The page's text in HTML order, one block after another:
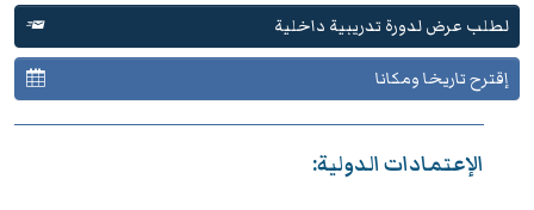
لطلب عرض لدورة تدريبية داخلية
إقترح تاريخا ومكانا
الإعتمادات الدولية: